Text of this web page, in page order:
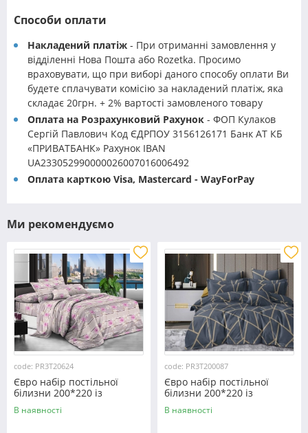
Способи оплати
Накладений платіж - При отриманні замовлення у
відділенні Нова Пошта або Rozetka. Просимо
враховувати, що при виборі даного способу оплати Ви
будете сплачувати комісію за накладений платіж, яка
складає 20грн. + 2% вартості замовленого товару
Оплата на Розрахунковий Рахунок - ФОП Кулаков
Сергій Павлович Код ЄДРПОУ 3156126171 Банк АТ КБ
«ПРИВАТБАНК» Рахунок IBAN
UA233052990000026007016006492
Оплата карткою Visa, Mastercard - WayForPay
Ми рекомендуємо
code: PR3T20624
Євро набір постільної
білизни 200*220 із
полікотону №20624
Черешенка™
В наявності
code: PR3T200087
Євро набір постільної
білизни 200*220 із
полікотону №200087
Черешенька™
В наявності